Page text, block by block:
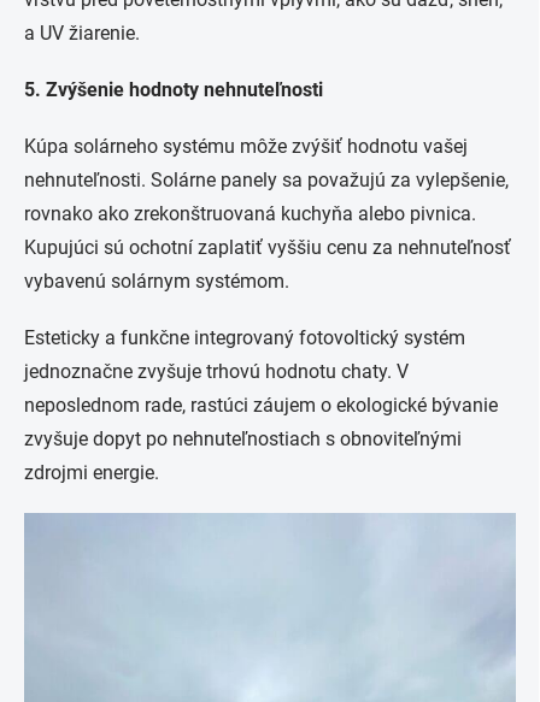
a UV žiarenie.
5. Zvýšenie hodnoty nehnuteľnosti
Kúpa solárneho systému môže zvýšiť hodnotu vašej
nehnuteľnosti. Solárne panely sa považujú za vylepšenie,
rovnako ako zrekonštruovaná kuchyňa alebo pivnica.
Kupujúci sú ochotní zaplatiť vyššiu cenu za nehnuteľnosť
vybavenú solárnym systémom.
Esteticky a funkčne integrovaný fotovoltický systém
jednoznačne zvyšuje trhovú hodnotu chaty. V
neposlednom rade, rastúci záujem o ekologické bývanie
zvyšuje dopyt po nehnuteľnostiach s obnoviteľnými
zdrojmi energie.